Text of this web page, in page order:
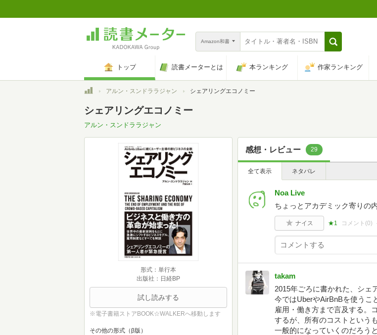
Amazon和書
トップ 読書メーターとは 本ランキング 作家ランキング
トップアルン・スンドララジャン シェアリングエコノミー
シェアリングエコノミー
アルン・スンドララジャン
形式：単行本
出版社：日経BP
試し読みする
※電子書籍ストアBOOK☆WALKERへ移動します
その他の形式（β版）
感想・レビュー 29
全て表示 ネタバレ
Noa Live
ちょっとアカデミック寄りの
ナイス ★1 コメント(0)
takam
2015年ごろに書かれた、シェ
今ではUberやAirBnBを使うこ
雇用・働き方まで言及する。
するが、所有のコストという
一般的になっていくのだろうと